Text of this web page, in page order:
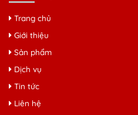
Trang chủ
Giới thiệu
Sản phẩm
Dịch vụ
Tin tức
Liên hệ